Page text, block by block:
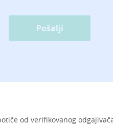
Pošalji
od verifikovanog